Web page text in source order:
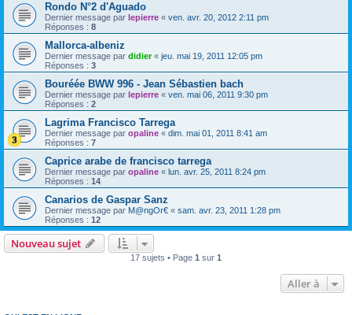
Rondo N°2 d'Aguado
Dernier message par lepierre « ven. avr. 20, 2012 2:11 pm
Réponses : 8
Mallorca-albeniz
Dernier message par didier« jeu. mai 19, 2011 12:05 pm
Réponses : 3
Bouréée BWW 996 - Jean Sébastien bach
Dernier message par lepierre « ven. mai 06, 2011 9:30 pm
Réponses : 2
Lagrima Francisco Tarrega
Dernier message par opaline « dim. mai 01, 2011 8:41 am
Réponses : 7
Caprice arabe de francisco tarrega
Dernier message par opaline « lun. avr. 25, 2011 8:24 pm
Réponses : 14
Canarios de Gaspar Sanz
Dernier message par M@ngOr€ « sam. avr. 23, 2011 1:28 pm
Réponses : 12
Nouveau sujet
17 sujets • Page 1 sur 1
Aller à